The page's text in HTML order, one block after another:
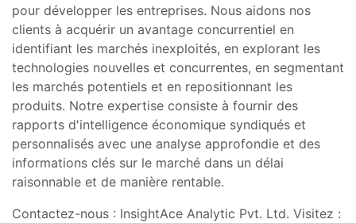
pour développer les entreprises. Nous aidons nos
clients à acquérir un avantage concurrentiel en
identifiant les marchés inexploités, en explorant les
technologies nouvelles et concurrentes, en segmentant
les marchés potentiels et en repositionnant les
produits. Notre expertise consiste à fournir des
rapports d'intelligence économique syndiqués et
personnalisés avec une analyse approfondie et des
informations clés sur le marché dans un délai
raisonnable et de manière rentable.
Contactez-nous : InsightAce Analytic Pvt. Ltd. Visitez :